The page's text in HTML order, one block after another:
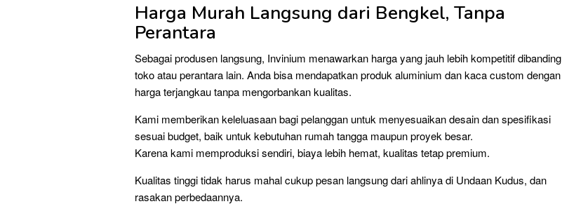
Harga Murah Langsung dari Bengkel, Tanpa
Perantara
Sebagai produsen langsung, Invinium menawarkan harga yang jauh lebih kompetitif dibanding
toko atau perantara lain. Anda bisa mendapatkan produk aluminium dan kaca custom dengan
harga terjangkau tanpa mengorbankan kualitas.
Kami memberikan keleluasaan bagi pelanggan untuk menyesuaikan desain dan spesifikasi
sesuai budget, baik untuk kebutuhan rumah tangga maupun proyek besar.
Karena kami memproduksi sendiri, biaya lebih hemat, kualitas tetap premium.
Kualitas tinggi tidak harus mahal cukup pesan langsung dari ahlinya di Undaan Kudus, dan
rasakan perbedaannya.